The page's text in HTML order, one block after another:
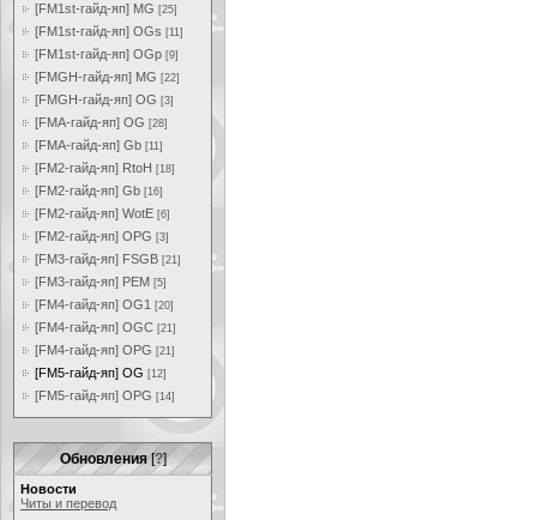
[FM1st-гайд-яп] MG [25]
[FM1st-гайд-яп] OGs [11]
[FM1st-гайд-яп] OGp [9]
[FMGH-гайд-яп] MG [22]
[FMGH-гайд-яп] OG [3]
[FMA-гайд-яп] OG [28]
[FMA-гайд-яп] Gb [11]
[FM2-гайд-яп] RtoH [18]
[FM2-гайд-яп] Gb [16]
[FM2-гайд-яп] WotE [6]
[FM2-гайд-яп] OPG [3]
[FM3-гайд-яп] FSGB [21]
[FM3-гайд-яп] PEM [5]
[FM4-гайд-яп] OG1 [20]
[FM4-гайд-яп] OGC [21]
[FM4-гайд-яп] OPG [21]
[FM5-гайд-яп] OG [12]
[FM5-гайд-яп] OPG [14]
Обновления [?]
Новости
Читы и перевод